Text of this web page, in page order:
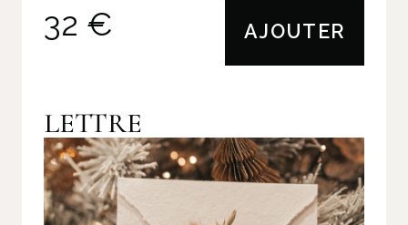
32 € AJOUTER
LETTRE